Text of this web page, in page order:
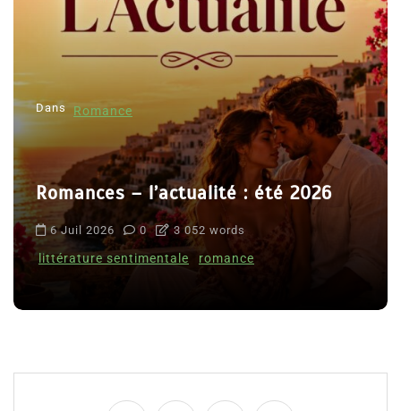
Dans Romance
Romances – l’actualité : été 2026
6 Juil 2026 0 3 052 words
littérature sentimentale romance